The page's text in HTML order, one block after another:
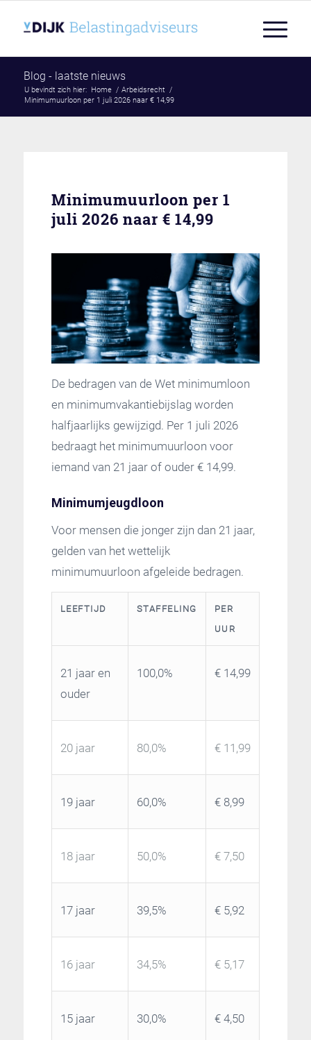
Blog - laatste nieuws
U bevindt zich hier: Home / Arbeidsrecht /
Minimumuurloon per 1 juli 2026 naar € 14,99
Minimumuurloon per 1
juli 2026 naar € 14,99
De bedragen van de Wet minimumloon
en minimumvakantiebijslag worden
halfjaarlijks gewijzigd. Per 1 juli 2026
bedraagt het minimumuurloon voor
iemand van 21 jaar of ouder € 14,99.
Minimumjeugdloon
Voor mensen die jonger zijn dan 21 jaar,
gelden van het wettelijk
minimumuurloon afgeleide bedragen.
LEEFTIJD STAFFELING
PER
UUR
21 jaar en
ouder
100,0% € 14,99
20 jaar 80,0% € 11,99
19 jaar 60,0% € 8,99
18 jaar 50,0% € 7,50
17 jaar 39,5% € 5,92
16 jaar 34,5% € 5,17
15 jaar 30,0% € 4,50